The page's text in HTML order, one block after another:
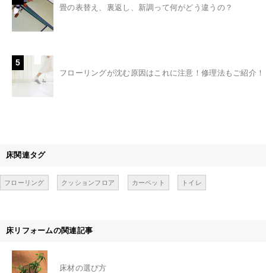
畳の表替え、裏返し、新調って何がどう違うの？
5
フローリングが沈む原因はこれに注意！修理法もご紹介！
床関連タグ
フローリング クッションフロア カーペット トイレ
床リフォームの関連記事
床材の選び方